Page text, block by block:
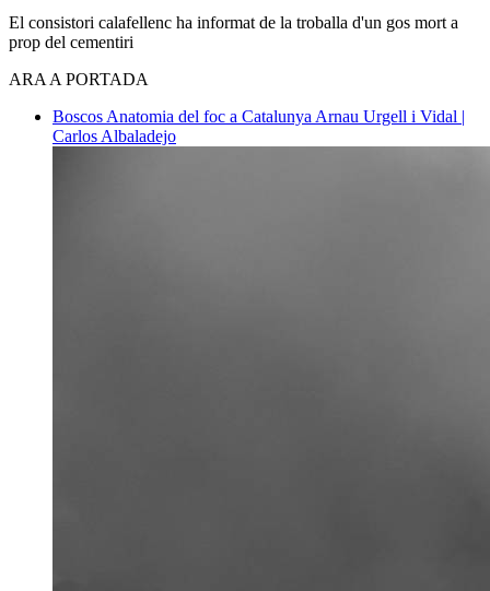
El consistori calafellenc ha informat de la troballa d'un gos mort a
prop del cementiri
ARA A PORTADA
Boscos Anatomia del foc a Catalunya Arnau Urgell i Vidal |
Carlos Albaladejo